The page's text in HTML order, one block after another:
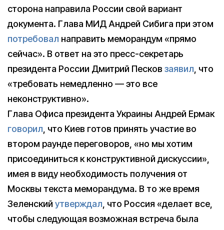
сторона направила России свой вариант
документа. Глава МИД Андрей Сибига при этом
потребовал направить меморандум «прямо
сейчас». В ответ на это пресс-секретарь
президента России Дмитрий Песков заявил , что
«требовать немедленно — это все
неконструктивно».
Глава Офиса президента Украины Андрей Ермак
говорил , что Киев готов принять участие во
втором раунде переговоров, «но мы хотим
присоединиться к конструктивной дискуссии»,
имея в виду необходимость получения от
Москвы текста меморандума. В то же время
Зеленский утверждал , что Россия «делает все,
чтобы следующая возможная встреча была